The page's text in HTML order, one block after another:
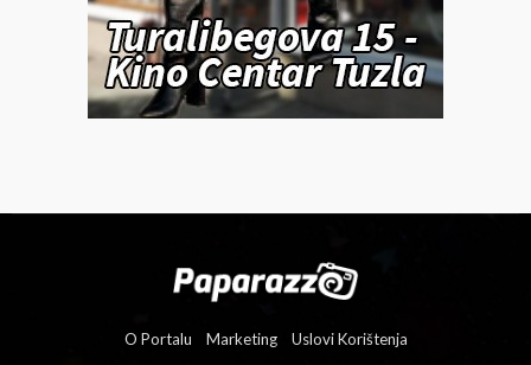
O Portalu Marketing Uslovi Korištenja